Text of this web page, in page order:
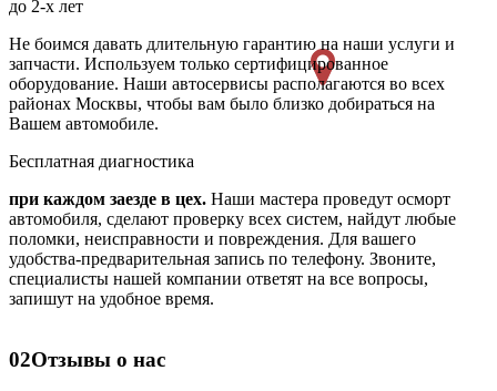
до 2-х лет
Не боимся давать длительную гарантию на наши услуги и
запчасти. Используем только сертифицированное
оборудование. Наши автосервисы располагаются во всех
районах Москвы, чтобы вам было близко добираться на
Вашем автомобиле.
Бесплатная диагностика
при каждом заезде в цех. Наши мастера проведут осморт
автомобиля, сделают проверку всех систем, найдут любые
поломки, неисправности и повреждения. Для вашего
удобства-предварительная запись по телефону. Звоните,
специалисты нашей компании ответят на все вопросы,
запишут на удобное время.
02Отзывы о нас